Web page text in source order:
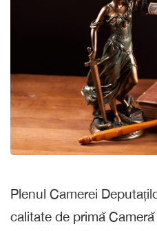
Plenul Camerei
calitate de primă